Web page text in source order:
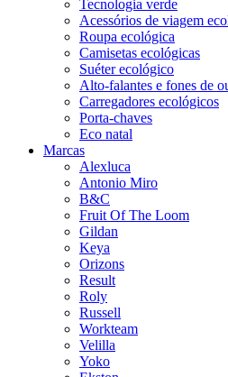
Tecnologia verde
Acessórios de viagem
Roupa ecológica
Camisetas ecológicas
Suéter ecológico
Alto-falantes e fones de
Carregadores ecológicos
Porta-chaves
Eco natal
Marcas
Alexluca
Antonio Miro
B&C
Fruit Of The Loom
Gildan
Keya
Orizons
Result
Roly
Russell
Workteam
Velilla
Yoko